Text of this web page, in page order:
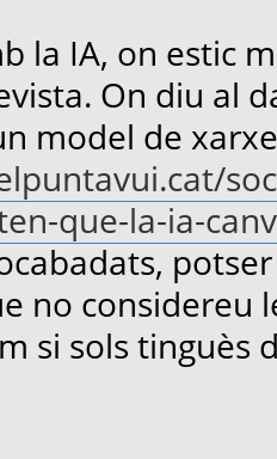
la IA, on estic
On diu al
model de
que-la-ia-
no considereu
si sols tinguès